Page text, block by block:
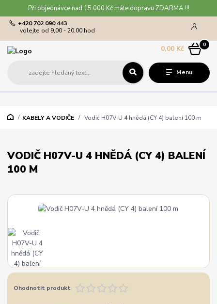
Při objednávce nad 15 000 Kč máte dopravu ZDARMA !!!
Menu
+420 702 090 443
volejte od 9,00 - 20,00 hod
0
0,00 Kč
KABELY A VODIČE Vodič H07V-U 4 hnědá (CY 4) balení 100 m
VODIČ H07V-U 4 HNĚDÁ (CY 4) BALENÍ
100 M
Ohodnotit produkt